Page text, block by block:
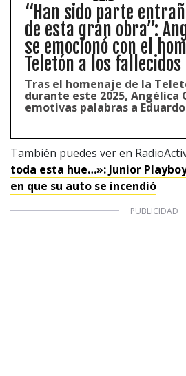
“Han sido parte
de esta gran obra”:
se emocionó con el
Teletón a los
Tras el homenaje de la
durante este 2025, Angélica
emotivas palabras a
También puedes ver en
toda esta hue…»: Junior
en que su auto se incendió